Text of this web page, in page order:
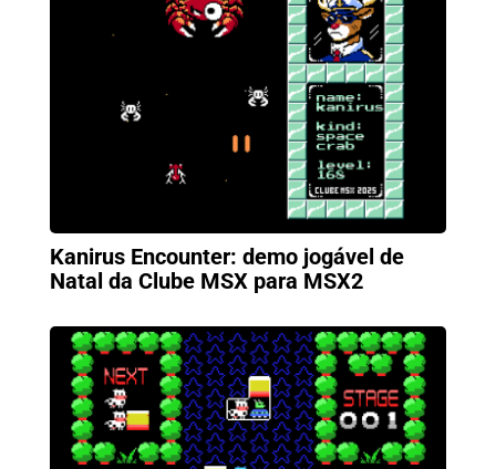
Kanirus Encounter: demo jogável de
Natal da Clube MSX para MSX2